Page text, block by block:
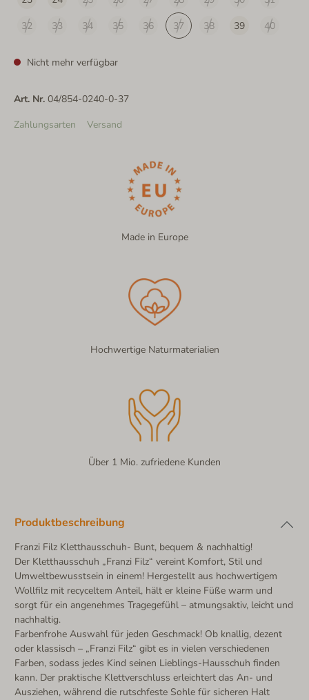
32
33 34 35 36 37 38 39 40
Nicht mehr verfügbar
Art. Nr. 04/854-0240-0-37
Zahlungsarten
Versand
Made in Europe
Hochwertige Naturmaterialien
Über 1 Mio. zufriedene Kunden
Produktbeschreibung
Franzi Filz Kletthausschuh- Bunt, bequem & nachhaltig!
Der Kletthausschuh „Franzi Filz“ vereint Komfort, Stil und
Umweltbewusstsein in einem! Hergestellt aus hochwertigem
Wollfilz mit recyceltem Anteil, hält er kleine Füße warm und
sorgt für ein angenehmes Tragegefühl – atmungsaktiv, leicht und
nachhaltig.
Farbenfrohe Auswahl für jeden Geschmack! Ob knallig, dezent
oder klassisch – „Franzi Filz“ gibt es in vielen verschiedenen
Farben, sodass jedes Kind seinen Lieblings-Hausschuh finden
kann. Der praktische Klettverschluss erleichtert das An- und
Ausziehen, während die rutschfeste Sohle für sicheren Halt